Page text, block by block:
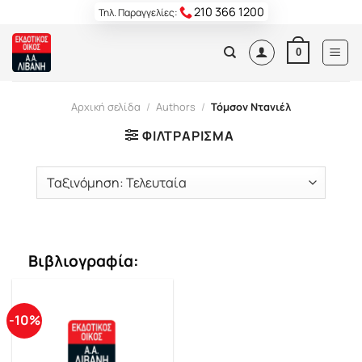
content
Τηλ. Παραγγελίες: 210 366 1200
0
Αρχική σελίδα / Authors / Τόμσον Ντανιέλ
ΦΙΛΤΡΆΡΙΣΜΑ
Βιβλιογραφία:
-10%